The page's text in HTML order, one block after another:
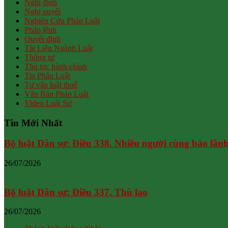
Nghị định
Nghị quyết
Nghiên Cứu Pháp Luật
Pháp lệnh
Quyết định
Tài Liệu Ngành Luật
Thông tư
Thủ tục hành chính
Tin Pháp Luật
Tư vấn luật thuế
Văn Bản Pháp Luật
Video Luật Sư
Tin Mới Nhất
Bộ luật Dân sự: Điều 338. Nhiều người cùng bảo
26/07/2026
Bộ luật Dân sự: Điều 337. Thù lao
26/07/2026